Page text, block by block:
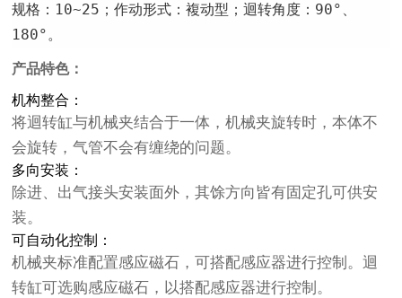
规格：10~25；作动形式：複动型；迴转角度：90°、
180°。
产品特色：
机构整合：
将迴转缸与机械夹结合于一体，机械夹旋转时，本体不
会旋转，气管不会有缠绕的问题。
多向安装：
除进、出气接头安装面外，其馀方向皆有固定孔可供安
装。
可自动化控制：
机械夹标准配置感应磁石，可搭配感应器进行控制。迴
转缸可选购感应磁石，以搭配感应器进行控制。